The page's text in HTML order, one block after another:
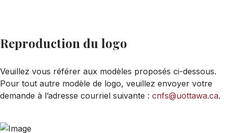
Reproduction du logo
Veuillez vous référer aux modèles proposés ci-dessous.
Pour tout autre modèle de logo, veuillez envoyer votre
demande à l’adresse courriel suivante : cnfs@uottawa.ca.